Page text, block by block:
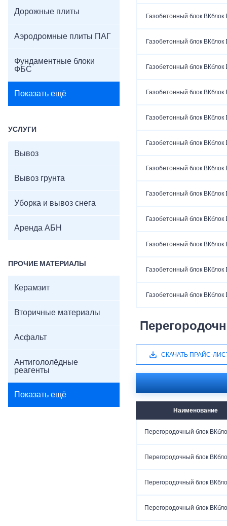
Дорожные плиты
Аэродромные плиты ПАГ
Фундаментные блоки
ФБС
Показать ещё
УСЛУГИ
Вывоз
Вывоз грунта
Уборка и вывоз снега
Аренда АБН
ПРОЧИЕ МАТЕРИАЛЫ
Керамзит
Вторичные материалы
Асфальт
Антигололёдные
реагенты
Показать ещё
Газобетонный блок ВКблок
Газобетонный блок ВКблок
Газобетонный блок ВКблок
Газобетонный блок ВКблок
Газобетонный блок ВКблок
Газобетонный блок ВКблок
Газобетонный блок ВКблок
Газобетонный блок ВКблок
Газобетонный блок ВКблок
Газобетонный блок ВКблок
Газобетонный блок ВКблок
Газобетонный блок ВКблок
СКАЧАТЬ ПРАЙС-
Наименование
Перегородочный блок
Перегородочный блок
Перегородочный блок
Перегородочный блок